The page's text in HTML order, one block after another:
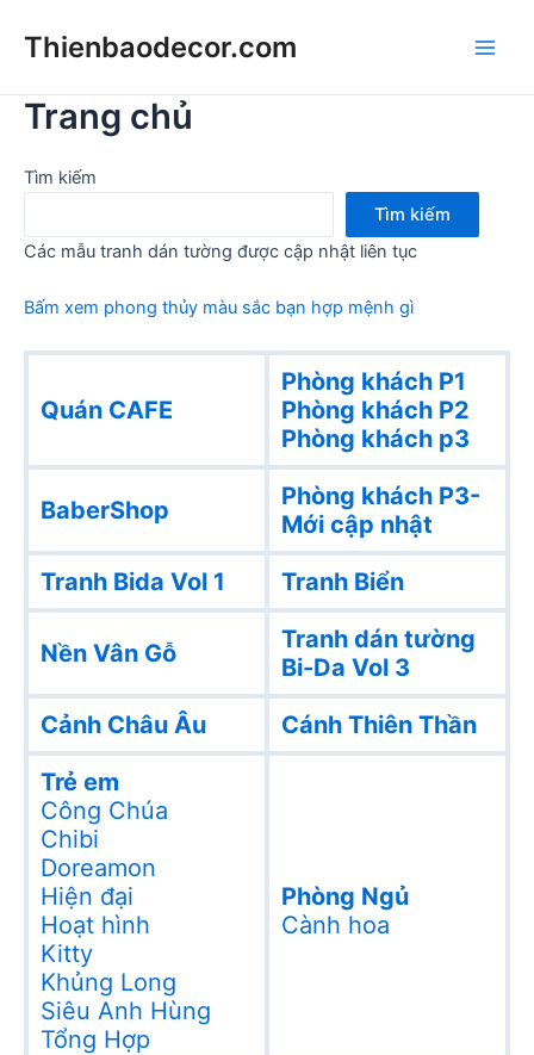
Thienbaodecor.com
Trang chủ
Tìm kiếm
Tìm kiếm
Các mẫu tranh dán tường được cập nhật liên tục
Bấm xem phong thủy màu sắc bạn hợp mệnh gì
Quán CAFE
Phòng khách P1
Phòng khách P2
Phòng khách p3
BaberShop
Phòng khách P3-
Mới cập nhật
Tranh Bida Vol 1
Tranh Biển
Nền Vân Gỗ
Tranh dán tường
Bi-Da Vol 3
Cảnh Châu Âu
Cánh Thiên Thần
Trẻ em
Công Chúa
Chibi
Doreamon
Hiện đại
Hoạt hình
Kitty
Khủng Long
Siêu Anh Hùng
Tổng Hợp
Phòng Ngủ
Cành hoa